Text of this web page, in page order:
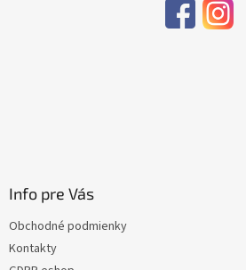
Info pre Vás
Obchodné podmienky
Kontakty